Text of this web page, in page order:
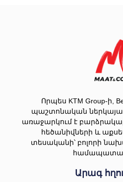
Որպես KTM Group-ի,
պաշտոնական
առաջարկում է
հեծանիվների և
տեսականի՝ բոլորի
Արագ